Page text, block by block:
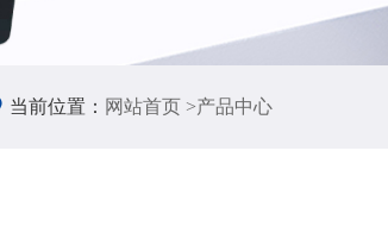
当前位置： 网站首页 >产品中心